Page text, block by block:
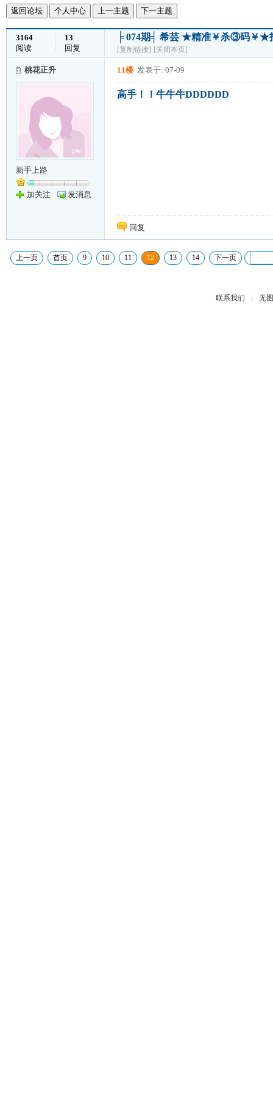
返回论坛 个人中心 上一主题 下一主题
3164
阅读
13
回复
╞ 074期╡ 希芸 ★精准￥杀③码￥★
[复制链接] [关闭本页]
桃花正升
新手上路
加关注 发消息
11楼 发表于: 07-09
高手！！牛牛牛DDDDDD
回复
上一页 首页 9 10 11 12 13 14 下一页
联系我们 | 无